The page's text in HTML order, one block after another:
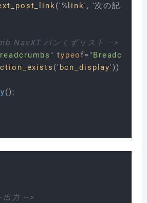
('% link', '次の記事へ
NavXT パンくずリスト -->
typeof=
(' bcn_display'))
();
出力 -->